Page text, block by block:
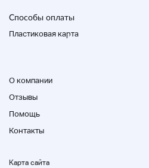
Способы оплаты
Пластиковая карта
О компании
Отзывы
Помощь
Контакты
Карта сайта